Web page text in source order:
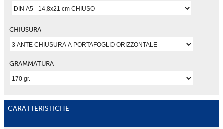
CHIUSURA
GRAMMATURA
CARATTERISTICHE